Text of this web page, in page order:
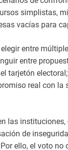
simplistas,
vacías para
entre
entre
tarjetón
real con la
las
de
ello, el voto no